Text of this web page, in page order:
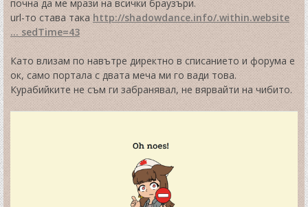
почна да ме мрази на всички браузъри.
url-то става такаhttp://shadowdance.info/.within.website
... sedTime=43
Като влизам по навътре директно в списанието и форума е
ок, само портала с двата меча ми го вади това.
Курабийките не съм ги забранявал, не вярвайти на чибито.